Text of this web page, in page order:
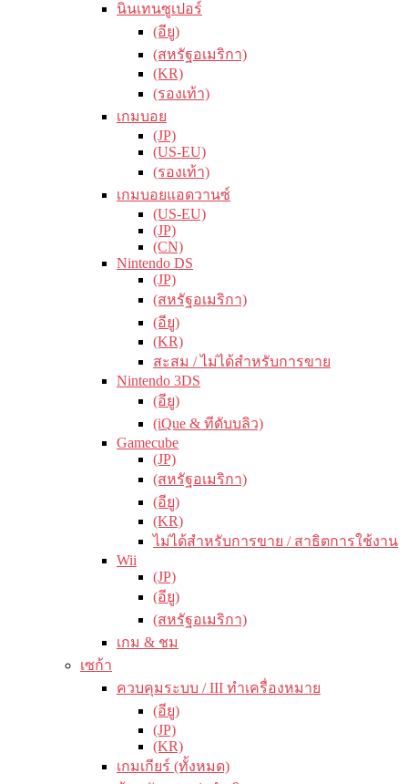
นินเทนซูเปอร์
(อียู)
(สหรัฐอเมริกา)
(KR)
(รองเท้า)
เกมบอย
(JP)
(US-EU)
(รองเท้า)
เกมบอยแอดวานซ์
(US-EU)
(JP)
(CN)
Nintendo DS
(JP)
(สหรัฐอเมริกา)
(อียู)
(KR)
สะสม / ไม่ได้สำหรับการขาย
Nintendo 3DS
(อียู)
(iQue & ทีดับบลิว)
Gamecube
(JP)
(สหรัฐอเมริกา)
(อียู)
(KR)
ไม่ได้สำหรับการขาย / สาธิตการใช้งาน
Wii
(JP)
(อียู)
(สหรัฐอเมริกา)
เกม & ชม
เซก้า
ควบคุมระบบ / III ทำเครื่องหมาย
(อียู)
(JP)
(KR)
เกมเกียร์ (ทั้งหมด)